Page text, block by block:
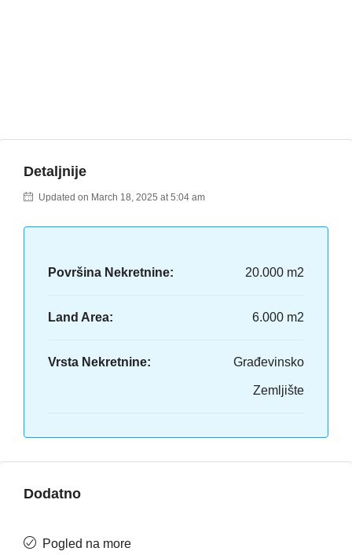
Detaljnije
Updated on March 18, 2025 at 5:04 am
Površina Nekretnine: 20.000 m2
Land Area: 6.000 m2
Vrsta Nekretnine: Građevinsko
Zemljište
Dodatno
Pogled na more